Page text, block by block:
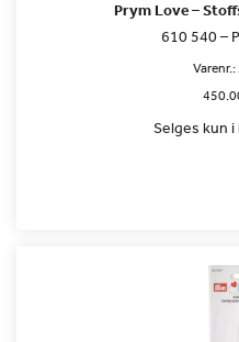
Prym Love –
610 540 –
Varenr.:
Selges kun